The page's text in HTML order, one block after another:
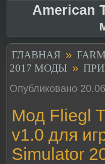
American
ГЛАВНАЯ »
2017 МОДЫ »
Опубликовано
Мод Fliegl
v1.0 для
Simulator